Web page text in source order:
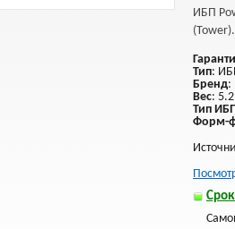
ИБП
(Tower).
Тип:
Бренд:
Вес: 5.2
Тип
Форм-